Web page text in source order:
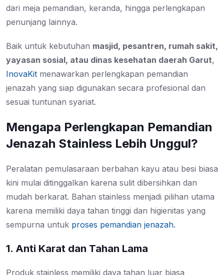
dari meja pemandian, keranda, hingga perlengkapan
penunjang lainnya.
Baik untuk kebutuhan masjid, pesantren, rumah sakit,
yayasan sosial, atau dinas kesehatan daerah Garut,
InovaKit menawarkan perlengkapan pemandian
jenazah yang siap digunakan secara profesional dan
sesuai tuntunan syariat.
Mengapa Perlengkapan Pemandian
Jenazah Stainless Lebih Unggul?
Peralatan pemulasaraan berbahan kayu atau besi biasa
kini mulai ditinggalkan karena sulit dibersihkan dan
mudah berkarat. Bahan stainless menjadi pilihan utama
karena memiliki daya tahan tinggi dan higienitas yang
sempurna untuk proses pemandian jenazah.
1. Anti Karat dan Tahan Lama
Produk stainless memiliki daya tahan luar biasa